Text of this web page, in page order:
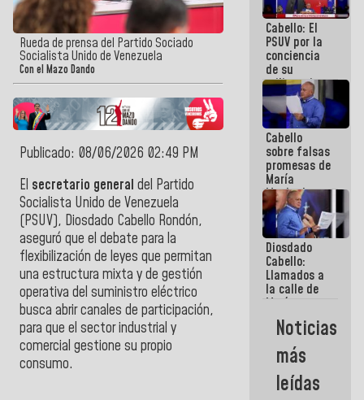
Rueda de prensa del Partido Sociado
Socialista Unido de Venezuela
Con el Mazo Dando
Publicado: 08/06/2026 02:49 PM
El secretario general del Partido
Socialista Unido de Venezuela
(PSUV), Diosdado Cabello Rondón,
aseguró que el debate para la
flexibilización de leyes que permitan
una estructura mixta y de gestión
operativa del suministro eléctrico
busca abrir canales de participación,
para que el sector industrial y
comercial gestione su propio
consumo.
¡Créanle!
Cabello: El
PSUV por la
conciencia
de su
militancia
es la
organización
política más
sólida de
Venezuela
Cabello
sobre falsas
promesas de
María
Machado:
¿Quién le
puede creer?
¿Y la gente
que ella iba
a salvar en
La Guaira?
Diosdado
Cabello:
Llamados a
la calle de
María
Machado se
estrellaron
de frente
contra el
Pueblo
Noticias
más
leídas